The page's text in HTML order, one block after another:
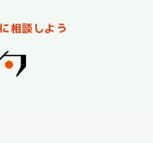
相談しよう